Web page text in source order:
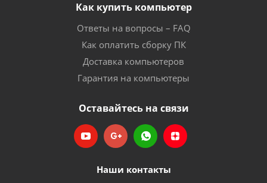
Как купить компьютер
Ответы на вопросы – FAQ
Как оплатить сборку ПК
Доставка компьютеров
Гарантия на компьютеры
Оставайтесь на связи
Наши контакты